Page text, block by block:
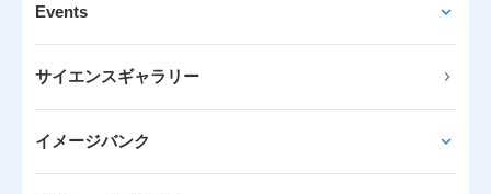
Events
サイエンスギャラリー
イメージバンク